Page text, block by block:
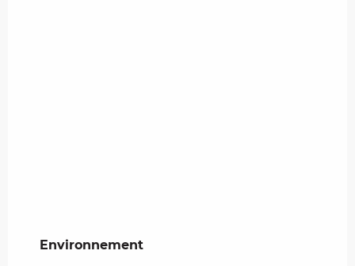
Environnement
Environnement